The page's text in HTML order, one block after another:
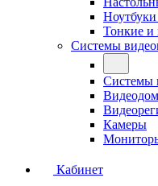
Тонкие и
Системы
Системы
Камеры
Кабинет